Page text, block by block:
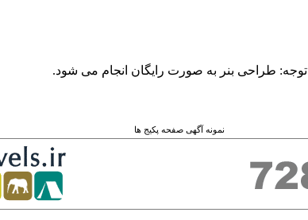
توجه: طراحی بنر به صورت رایگان انجام می شود.
نمونه آگهی صفحه پکیج ها